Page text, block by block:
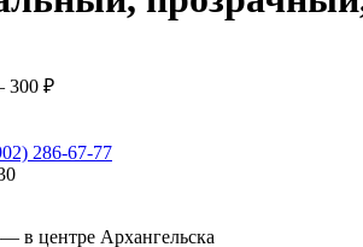
300 ₽
286-67-77
в центре Архангельска